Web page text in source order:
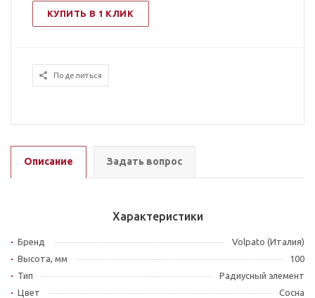
КУПИТЬ В 1 КЛИК
Поделиться
Описание Задать вопрос
Характеристики
Бренд
Volpato (Италия)
Высота, мм
100
Тип
Радиусный элемент
Цвет
Сосна